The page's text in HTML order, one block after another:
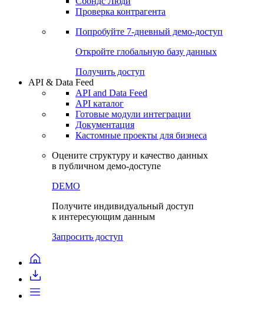
Проверка контрагента
Попробуйте 7-дневный демо-доступ
Откройте глобальную базу данных
Получить доступ
API & Data Feed
API and Data Feed
API каталог
Готовые модули интеграции
Документация
Кастомные проекты для бизнеса
Оцените структуру и качество данных
в публичном демо-доступе
DEMO
Получите индивидуальный доступ
к интересующим данным
Запросить доступ